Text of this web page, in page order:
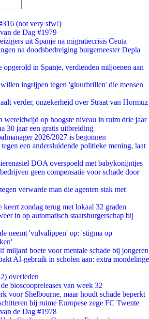
(not very sfw!)
de Dag #1979
uit Spanje na migratiecrisis Ceuta
na doodsbedreiging burgemeester Depla
opgerold in Spanje, verdienden miljoenen aan
ingrijpen tegen 'gluurbrillen' die mensen
verder, onzekerheid over Straat van Hormuz
wereldwijd op hoogste niveau in ruim drie jaar
30 jaar een gratis uitbreiding
2026/2027 is begonnen
een andersluidende politieke mening, laat
DOA overspoeld met babykonijntjes
geen compensatie voor schade door
verwarde man die agenten stak met
keert zondag terug met lokaal 32 graden
in op automatisch staatsburgerschap bij
neemt 'vulvalippen' op: 'stigma op
miljard boete voor mentale schade bij jongeren
AI-gebruik in scholen aan: extra mondelinge
overleden
bioscoopreleases van week 32
voor Shelbourne, maar houdt schade beperkt
bij ruime Europese zege FC Twente
de Dag #1978